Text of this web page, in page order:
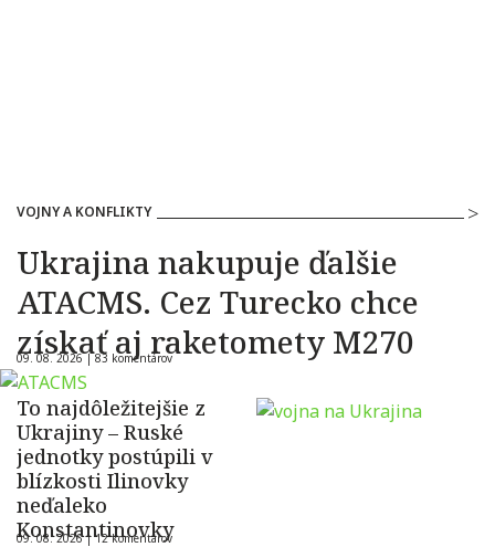
VOJNY A KONFLIKTY
Ukrajina nakupuje ďalšie
ATACMS. Cez Turecko chce
získať aj raketomety M270
09. 08. 2026 |83 komentárov
To najdôležitejšie z
Ukrajiny – Ruské
jednotky postúpili v
blízkosti Ilinovky
neďaleko
Konstantinovky
09. 08. 2026 |12 komentárov